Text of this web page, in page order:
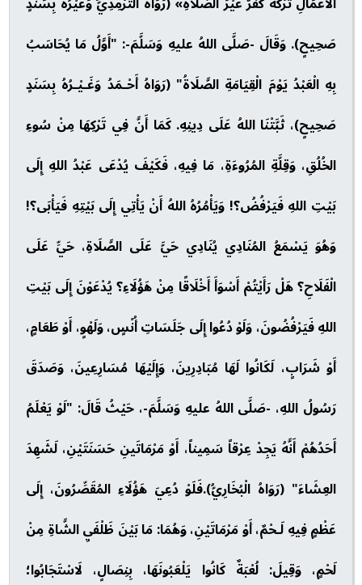
صَحِيحٍ). وَقَالَ -صَلَّى اللهُ عليهِ وَسَلَّمَ-: "أَوَّلُ مَا يُحَاسَبُ
بِهِ الْعَبْدُ يَوْمَ الْقِيَامَةِ الصَّلَاةُ" (رَوَاهُ أَحْـمَدُ وَغَـيْـرُهُ بِسَنَدٍ
صَحِيحٍ)، ثَبَّتْنَا اللهُ عَلَى دِينِهِ. كَمَا أَنَّ فِي تَرْكِهَا مِنْ سُوءِ
الخُلُقِ، وَقِلَّةِ المُرُوءَةِ، مَا فِيهِ، فَكَيْفَ يُدْعَى عَبْدُ اللهِ إِلَى
بَيْتِ اللهِ فَيَرْفُضُ؟! وَيَأْمُرُهُ اللهُ أَنْ يَأْتِي إِلَى بَيْتِهِ فَيَأْبَى؟!
وَهُوَ يَسْمَعُ المُنَادِي يُنَادِي حَيَّ عَلَى الصَّلَاةِ، حَيِّ عَلَى
الْفَلَاحِ؟ هَلْ رَأَيْتُمْ أَسْوَأَ أَخْلَاقًا مِنْ هَؤُلَاءِ؟ يُدْعَوْنَ إِلَى بَيْتِ
اللهِ فَيَرْفُضُونَ، وَلَوْ دُعُوا إِلَى جَلَسَاتِ أُنْسٍ، وَلَهْوٍ، أَوْ طَعَامٍ،
أَوْ شَرَابٍ، لَكَانُوا لَهَا مُبَادِرِينَ، وَإِلَيْهَا مُسَارِعِينَ، وَصَدَقَ
رَسُولُ اللهِ، -صَلَّى اللهُ عليهِ وَسَلَّمَ-، حَيْثُ قَالَ: "لَوْ يَعْلَمُ
أَحَدُهُمْ أَنَّهُ يَجِدْ عِرْقاً سَمِيناً، أَوْ مَرْمَاتَينِ حَسَنَتَيْنِ، لَشَهِدَ
العِشَاءَ" (رَوَاهُ الْبُخَارِيُّ).فَلَوْ دُعِيَ هَؤُلَاءِ المُقَصِّرُونَ، إِلَى
عَظْمٍ فِيهِ لَـحْمٌ، أَوْ مَرْمَاتَيْنِ، وَهُمَا: مَا بَيْنَ ظَلْفَيِ الشَّاةِ مِنْ
لَحْمٍ، وَقِيلَ: لُعْبَةٌ كَانُوا يَلْعَبُونَهَا، بِنِصَالٍ، لَاسْتَجَابُوا؛